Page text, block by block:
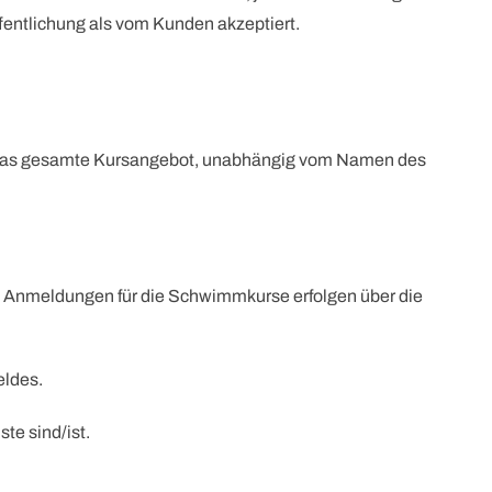
als vom Kunden akzeptiert.
gesamte Kursangebot, unabhängig vom Namen des
für die Schwimmkurse erfolgen über die
sind/ist.